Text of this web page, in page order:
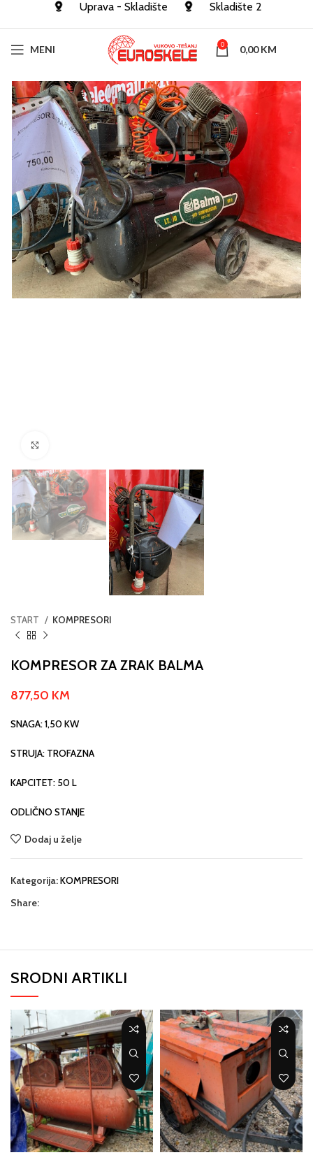
Uprava - Skladište Skladište 2
MENI 0 0,00KM
START KOMPRESORI
KOMPRESOR ZA ZRAK BALMA
877,50 KM
SNAGA: 1,50 KW
STRUJA: TROFAZNA
KAPCITET: 50 L
ODLIČNO STANJE
Dodaj u želje
Kategorija:KOMPRESORI
Share:
SRODNI ARTIKLI